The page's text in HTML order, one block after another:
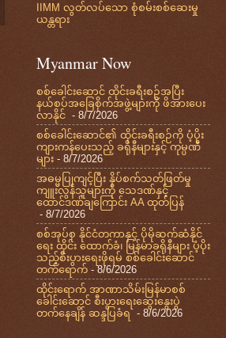
IIMM လွတ်လပ်သော စုံစမ်းစစ်ဆေးမှု
ယန္တရား
Myanmar Now
စစ်ခေါင်းဆောင် ထိုင်းခရီးစဉ်အပြီး
နယ်စပ်အခြေစိုက်အဖွဲ့များကို ဖိအားပေး
လာနိုင် - 8/7/2026
စစ်ခေါင်းဆောင်၏ ထိုင်းခရီးစဉ်ကို ပံ့ပိုး
ကျားကန်ပေးသည့် ခရိုနီများနှင့် ကုမ္ပဏီ
များ - 8/7/2026
အဓမ္မပြုကျင့်ပြီး နှိပ်စက်သတ်ဖြတ်မှု
ကျူးလွန်သူများကို သေဒဏ်နှင့်
ထောင်ဒဏ်ချကြောင်း AA ထုတ်ပြန်
- 8/7/2026
စစ်အုပ်စု နိုင်ငံတကာနှင့် ပိုမိုဆက်ဆံနိုင်
ရေး ထိုင်း ထောက်ခံ၊ မြန်မာခရိုနီများ ပံ့ပိုး
သည့်စီးပွားရေးဖိုရမ် စစ်ခေါင်းဆောင်
တက်ရောက် - 8/6/2026
ထိုင်းရောက် အာဏာသိမ်းမြန်မာစစ်
ခေါင်းဆောင် စီးပွားရေးဆွေးနွေးပွဲ
တက်နေချိန် ဆန္ဒပြခံရ - 8/6/2026